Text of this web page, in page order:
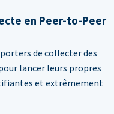
en Peer-to-Peer
de collecter des
lancer leurs propres
et extrêmement